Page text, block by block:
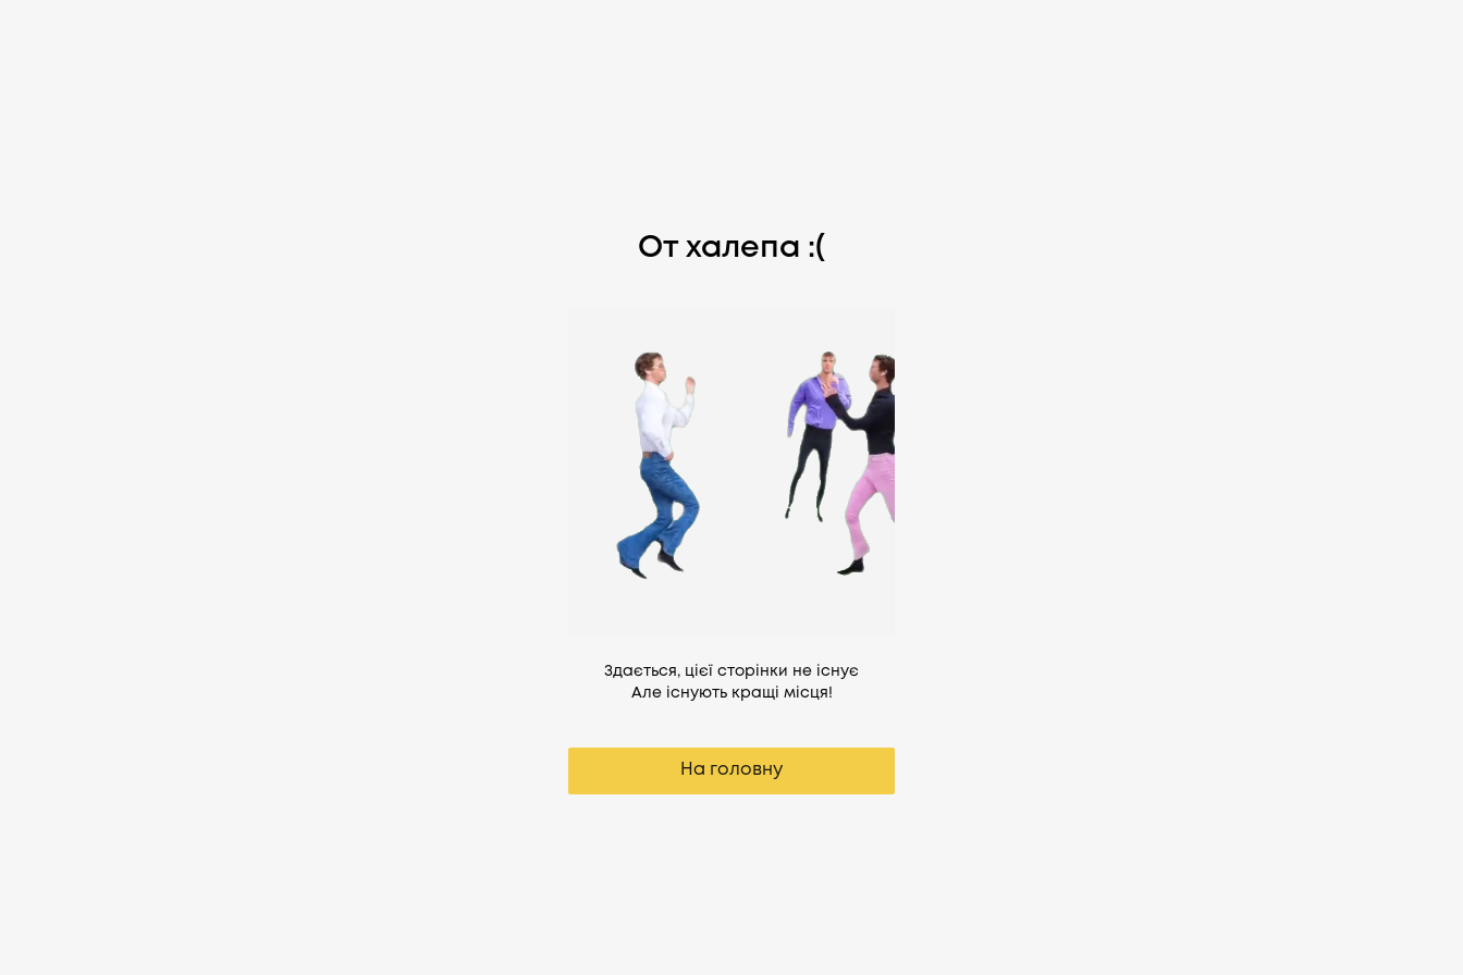
От халепа :(
Здається, цієї сторінки не існує
Але існують кращі місця!
На головну